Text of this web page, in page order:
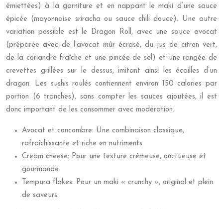
émiettées) à la garniture et en nappant le maki d’une sauce
épicée (mayonnaise sriracha ou sauce chili douce). Une autre
variation possible est le Dragon Roll, avec une sauce avocat
(préparée avec de l’avocat mûr écrasé, du jus de citron vert,
de la coriandre fraîche et une pincée de sel) et une rangée de
crevettes grillées sur le dessus, imitant ainsi les écailles d’un
dragon. Les sushis roulés contiennent environ 150 calories par
portion (6 tranches), sans compter les sauces ajoutées, il est
donc important de les consommer avec modération.
Avocat et concombre: Une combinaison classique,
rafraîchissante et riche en nutriments.
Cream cheese: Pour une texture crémeuse, onctueuse et
gourmande.
Tempura flakes: Pour un maki « crunchy », original et plein
de saveurs.